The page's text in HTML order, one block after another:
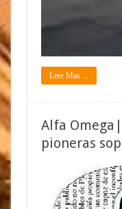
Leer Mas ...
Alfa
pioneras